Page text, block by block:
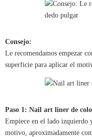
Consejo:
Le recomendamos empezar
superficie para aplicar el
Paso 1: Nail art liner de
Empiece en el lado izquierdo
motivo, aproximadamente